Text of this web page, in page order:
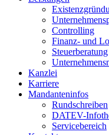
Controlling
Finanz- und
Steuerberatung
Kanzlei
Karriere
Mandanteninfos
Rundschreiben
DATEV-
Servicebereich